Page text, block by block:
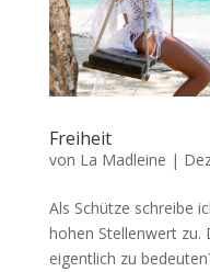
Freiheit
von La Madleine |
Als Schütze schreibe
hohen Stellenwert zu.
eigentlich zu